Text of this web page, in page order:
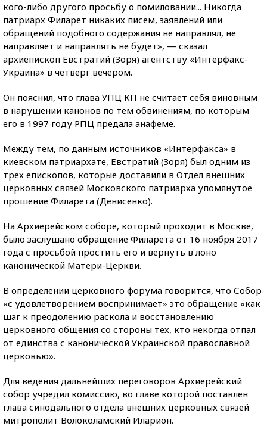
кого-либо другого просьбу о помиловании... Никогда
патриарх Филарет никаких писем, заявлений или
обращений подобного содержания не направлял, не
направляет и направлять не будет», — сказал
архиепископ Евстратий (Зоря) агентству «Интерфакс-
Украина» в четверг вечером.
Он пояснил, что глава УПЦ КП не считает себя виновным
в нарушении канонов по тем обвинениям, по которым
его в 1997 году РПЦ предала анафеме.
Между тем, по данным источников «Интерфакса» в
киевском патриархате, Евстратий (Зоря) был одним из
трех епископов, которые доставили в Отдел внешних
церковных связей Московского патриарха упомянутое
прошение Филарета (Денисенко).
На Архиерейском соборе, который проходит в Москве,
было заслушано обращение Филарета от 16 ноября 2017
года с просьбой простить его и вернуть в лоно
канонической Матери-Церкви.
В определении церковного форума говорится, что Собор
«с удовлетворением воспринимает» это обращение «как
шаг к преодолению раскола и восстановлению
церковного общения со стороны тех, кто некогда отпал
от единства с канонической Украинской православной
церковью».
Для ведения дальнейших переговоров Архиерейский
собор учредил комиссию, во главе которой поставлен
глава синодального отдела внешних церковных связей
митрополит Волоколамский Иларион.